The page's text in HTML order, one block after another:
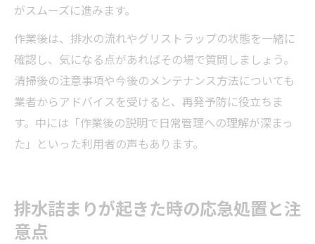
がスムーズに進みます。
作業後は、排水の流れやグリストラップの状態を一緒に
確認し、気になる点があればその場で質問しましょう。
清掃後の注意事項や今後のメンテナンス方法についても
業者からアドバイスを受けると、再発予防に役立ちま
す。中には「作業後の説明で日常管理への理解が深まっ
た」といった利用者の声もあります。
排水詰まりが起きた時の応急処置と注
意点